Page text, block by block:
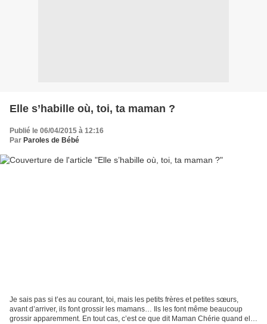
Elle s’habille où, toi, ta maman ?
Publié le 06/04/2015 à 12:16
Par Paroles de Bébé
Je sais pas si t’es au courant, toi, mais les petits frères et petites sœurs,
avant d’arriver, ils font grossir les mamans… Ils les font même beaucoup
grossir apparemment. En tout cas, c’est ce que dit Maman Chérie quand elle